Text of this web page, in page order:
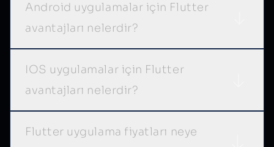
Android uygulamalar için Flutter
avantajları nelerdir?
IOS uygulamalar için Flutter
avantajları nelerdir?
Flutter uygulama fiyatları neye